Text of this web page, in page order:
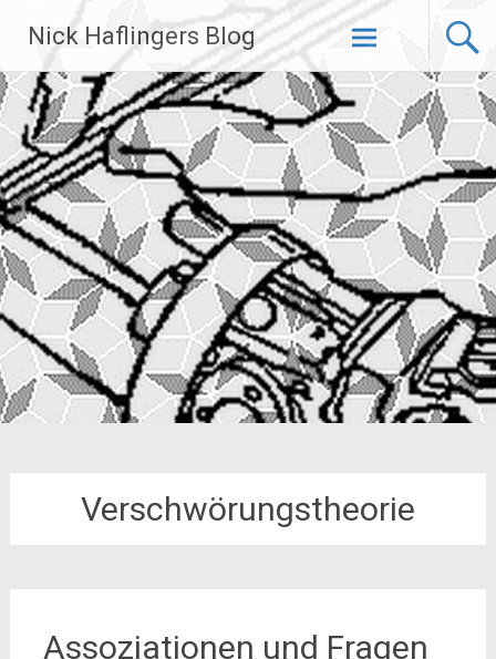
Inhalt
springen
Nick Haflingers Blog
Verschwörungstheorie
Assoziationen und Fragen